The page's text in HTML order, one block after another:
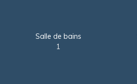
Salle de bains
1